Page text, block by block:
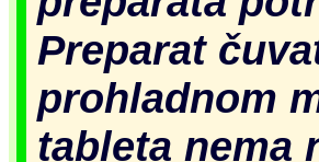
Preparat
prohladnom
tableta nema